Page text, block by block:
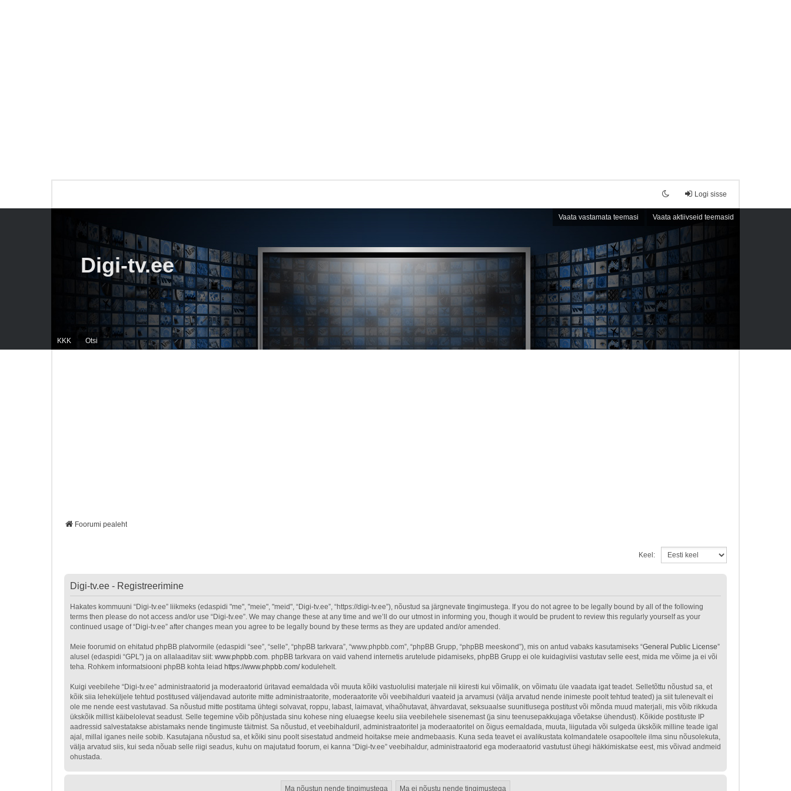
Logi sisse
Vaata vastamata teemasi Vaata aktiivseid teemasid
KKK Otsi
Digi-tv.ee
Foorumi pealeht
Keel:
Digi-tv.ee - Registreerimine
Hakates kommuuni “Digi-tv.ee” liikmeks (edaspidi "me", "meie", "meid", “Digi-tv.ee”, “https://digi-tv.ee”), nõustud sa järgnevate tingimustega. If you do not agree to be legally bound by all of the following
terms then please do not access and/or use “Digi-tv.ee”. We may change these at any time and we’ll do our utmost in informing you, though it would be prudent to review this regularly yourself as your
continued usage of “Digi-tv.ee” after changes mean you agree to be legally bound by these terms as they are updated and/or amended.
Meie foorumid on ehitatud phpBB platvormile (edaspidi “see”, “selle”, “phpBB tarkvara”, “www.phpbb.com”, “phpBB Grupp, “phpBB meeskond”), mis on antud vabaks kasutamiseks “General Public License”
alusel (edaspidi “GPL”) ja on allalaaditav siit: www.phpbb.com. phpBB tarkvara on vaid vahend internetis arutelude pidamiseks, phpBB Grupp ei ole kuidagiviisi vastutav selle eest, mida me võime ja ei või
teha. Rohkem informatsiooni phpBB kohta leiad https://www.phpbb.com/kodulehelt.
Kuigi veebilehe “Digi-tv.ee” administraatorid ja moderaatorid üritavad eemaldada või muuta kõiki vastuolulisi materjale nii kiiresti kui võimalik, on võimatu üle vaadata igat teadet. Selletõttu nõustud sa, et
kõik siia leheküljele tehtud postitused väljendavad autorite mitte administraatorite, moderaatorite või veebihalduri vaateid ja arvamusi (välja arvatud nende inimeste poolt tehtud teated) ja siit tulenevalt ei
ole me nende eest vastutavad. Sa nõustud mitte postitama ühtegi solvavat, roppu, labast, laimavat, vihaõhutavat, ähvardavat, seksuaalse suunitlusega postitust või mõnda muud materjali, mis võib rikkuda
ükskõik millist käibelolevat seadust. Selle tegemine võib põhjustada sinu kohese ning eluaegse keelu siia veebilehele sisenemast (ja sinu teenusepakkujaga võetakse ühendust). Kõikide postituste IP
aadressid salvestatakse abistamaks nende tingimuste täitmist. Sa nõustud, et veebihalduril, administraatoritel ja moderaatoritel on õigus eemaldada, muuta, liigutada või sulgeda ükskõik milline teade igal
ajal, millal iganes neile sobib. Kasutajana nõustud sa, et kõiki sinu poolt sisestatud andmeid hoitakse meie andmebaasis. Kuna seda teavet ei avalikustata kolmandatele osapooltele ilma sinu nõusolekuta,
välja arvatud siis, kui seda nõuab selle riigi seadus, kuhu on majutatud foorum, ei kanna “Digi-tv.ee” veebihaldur, administraatorid ega moderaatorid vastutust ühegi häkkimiskatse eest, mis võivad andmeid
ohustada.